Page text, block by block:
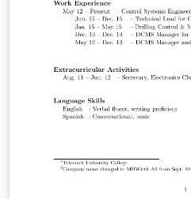
determina el número de
presenta los valores "x"
que representan a las
especie, trazado
orden \addplot se define la n-